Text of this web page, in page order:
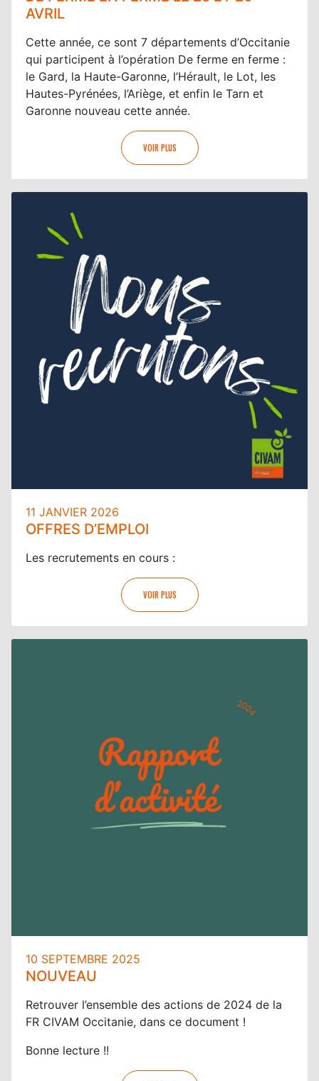
AVRIL
Cette année, ce sont 7 départements d’Occitanie
qui participent à l’opération De ferme en ferme :
le Gard, la Haute-Garonne, l’Hérault, le Lot, les
Hautes-Pyrénées, l’Ariège, et enfin le Tarn et
Garonne nouveau cette année.
VOIR PLUS
11 JANVIER 2026
OFFRES D’EMPLOI
Les recrutements en cours :
VOIR PLUS
10 SEPTEMBRE 2025
NOUVEAU
Retrouver l’ensemble des actions de 2024 de la
FR CIVAM Occitanie, dans ce document !
Bonne lecture !!